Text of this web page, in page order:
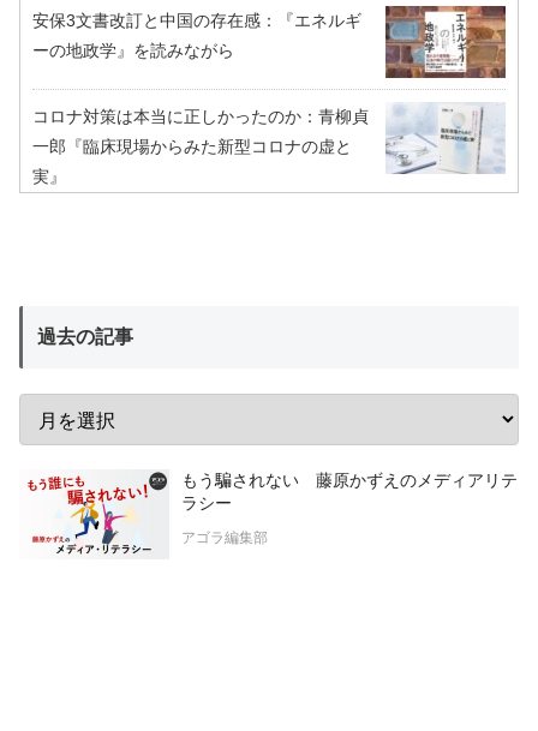
安保3文書改訂と中国の存在感：『エネルギ
ーの地政学』を読みながら
コロナ対策は本当に正しかったのか：青柳貞
一郎『臨床現場からみた新型コロナの虚と
実』
過去の記事
もう騙されない 藤原かずえのメディアリテ
ラシー
アゴラ編集部